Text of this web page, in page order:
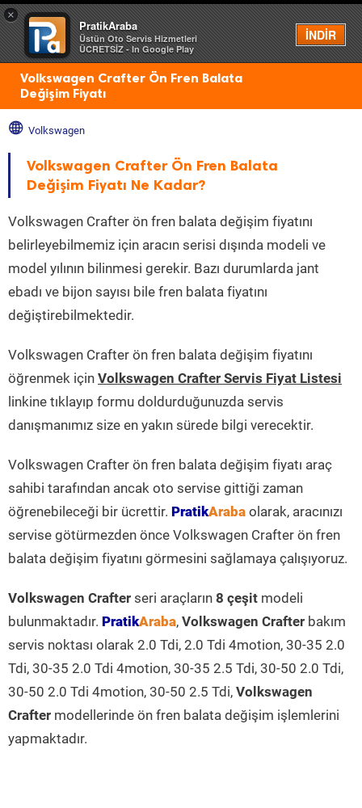
×
PratikAraba
Üstün Oto Servis Hizmetleri
ÜCRETSİZ - In Google Play
İNDİR
Menü
Volkswagen Crafter Ön Fren Balata
Değişim Fiyatı
Volkswagen
Volkswagen Crafter Ön Fren Balata
Değişim Fiyatı Ne Kadar?
Volkswagen Crafter ön fren balata değişim fiyatını
belirleyebilmemiz için aracın serisi dışında modeli ve
model yılının bilinmesi gerekir. Bazı durumlarda jant
ebadı ve bijon sayısı bile fren balata fiyatını
değiştirebilmektedir.
Volkswagen Crafter ön fren balata değişim fiyatını
öğrenmek için Volkswagen Crafter Servis Fiyat Listesi
linkine tıklayıp formu doldurduğunuzda servis
danışmanımız size en yakın sürede bilgi verecektir.
Volkswagen Crafter ön fren balata değişim fiyatı araç
sahibi tarafından ancak oto servise gittiği zaman
öğrenebileceği bir ücrettir. PratikAraba olarak, aracınızı
servise götürmezden önce Volkswagen Crafter ön fren
balata değişim fiyatını görmesini sağlamaya çalışıyoruz.
Volkswagen Crafter seri araçların 8 çeşit modeli
bulunmaktadır. PratikAraba, Volkswagen Crafter bakım
servis noktası olarak 2.0 Tdi, 2.0 Tdi 4motion, 30-35 2.0
Tdi, 30-35 2.0 Tdi 4motion, 30-35 2.5 Tdi, 30-50 2.0 Tdi,
30-50 2.0 Tdi 4motion, 30-50 2.5 Tdi, Volkswagen
Crafter modellerinde ön fren balata değişim işlemlerini
yapmaktadır.